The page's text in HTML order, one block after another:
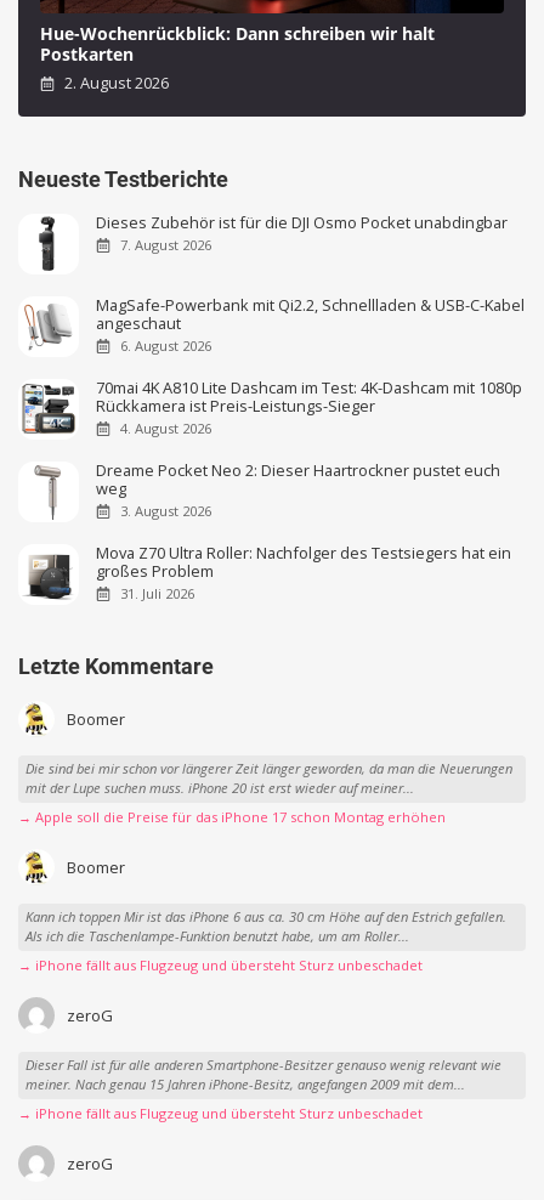
Hue-Wochenrückblick: Dann schreiben wir halt
Postkarten
2. August 2026
Neueste Testberichte
Dieses Zubehör ist für die DJI Osmo Pocket unabdingbar
7. August 2026
MagSafe-Powerbank mit Qi2.2, Schnellladen & USB-C-Kabel
angeschaut
6. August 2026
70mai 4K A810 Lite Dashcam im Test: 4K-Dashcam mit 1080p
Rückkamera ist Preis-Leistungs-Sieger
4. August 2026
Dreame Pocket Neo 2: Dieser Haartrockner pustet euch
weg
3. August 2026
Mova Z70 Ultra Roller: Nachfolger des Testsiegers hat ein
großes Problem
31. Juli 2026
Letzte Kommentare
Boomer
Die sind bei mir schon vor längerer Zeit länger geworden, da man die Neuerungen
mit der Lupe suchen muss. iPhone 20 ist erst wieder auf meiner...
→ Apple soll die Preise für das iPhone 17 schon Montag erhöhen
Boomer
Kann ich toppen Mir ist das iPhone 6 aus ca. 30 cm Höhe auf den Estrich gefallen.
Als ich die Taschenlampe-Funktion benutzt habe, um am Roller...
→ iPhone fällt aus Flugzeug und übersteht Sturz unbeschadet
zeroG
Dieser Fall ist für alle anderen Smartphone-Besitzer genauso wenig relevant wie
meiner. Nach genau 15 Jahren iPhone-Besitz, angefangen 2009 mit dem...
→ iPhone fällt aus Flugzeug und übersteht Sturz unbeschadet
zeroG